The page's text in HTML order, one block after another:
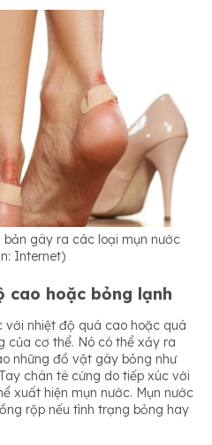
gây ra các loại mụn nước
Internet)
cao hoặc bỏng lạnh
với nhiệt độ quá cao hoặc quá
của cơ thể. Nó có thể xảy ra
những đồ vật gây bỏng như
chân tê cứng do tiếp xúc với
xuất hiện mụn nước. Mụn nước
rộp nếu tình trạng bỏng hay